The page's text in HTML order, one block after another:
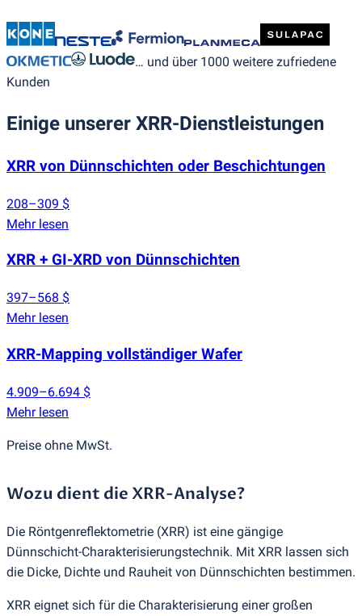
… und über 1000 weitere zufriedene
Kunden
Einige unserer XRR-Dienstleistungen
XRR von Dünnschichten oder Beschichtungen
208–309 $
Mehr lesen
XRR + GI-XRD von Dünnschichten
397–568 $
Mehr lesen
XRR-Mapping vollständiger Wafer
4.909–6.694 $
Mehr lesen
Preise ohne MwSt.
Wozu dient die XRR-Analyse?
Die Röntgenreflektometrie (XRR) ist eine gängige
Dünnschicht-Charakterisierungstechnik. Mit XRR lassen sich
die Dicke, Dichte und Rauheit von Dünnschichten bestimmen.
XRR eignet sich für die Charakterisierung einer großen